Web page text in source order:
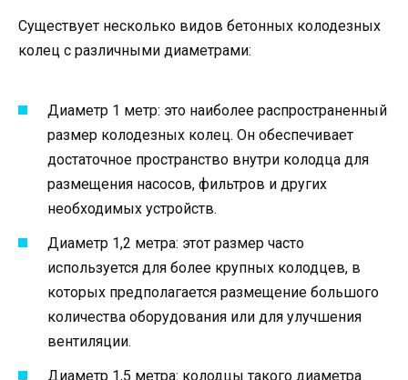
Существует несколько видов бетонных колодезных
колец с различными диаметрами:
Диаметр 1 метр: это наиболее распространенный
размер колодезных колец. Он обеспечивает
достаточное пространство внутри колодца для
размещения насосов, фильтров и других
необходимых устройств.
Диаметр 1,2 метра: этот размер часто
используется для более крупных колодцев, в
которых предполагается размещение большого
количества оборудования или для улучшения
вентиляции.
Диаметр 1,5 метра: колодцы такого диаметра